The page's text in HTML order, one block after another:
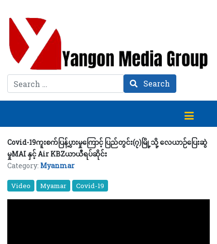
Search Search
Covid-19ကူးစက်ပြန့်ပွားမှုကြောင့် ပြည်တွင်း(၇)မြို့သို့ လေယာဉ်ပြေးဆွဲ
မှုMAI နှင့် Air KBZယာယီရပ်ဆိုင်း
Category: Myanmar
Video Myamar Covid-19